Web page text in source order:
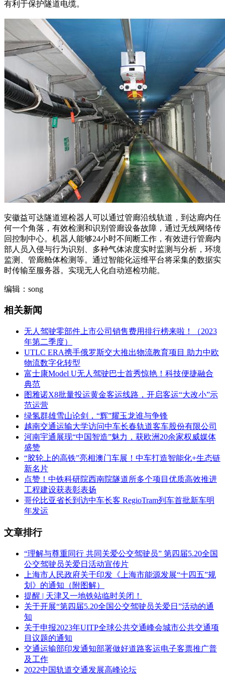
有利于保护隧道电缆。
安徽益可达隧道巡检器人可以通过管廊沿线轨道，到达廊内任
何一个角落，有效检测和识别管廊设备故障，通过无线网络传
回控制中心。机器人能够24小时不间断工作，有效进行管廊内
部人员入侵与行为识别、多种气体浓度实时监测与分析，环境
监测、管廊舱体检测等。通过智能化运维平台将采集的数据实
时传输至服务器。实现无人化自动巡检功能。
编辑：song
相关新闻
无人驾驶零部件上市公司销售费用排行榜来啦！（2023
年第二季度）
UTLC ERA携手俄罗斯交大推出物流教育项目 助力中欧
物流数字化转型
富士康Model U无人驾驶巴士首秀惊艳！科技便捷融合
典范
图雅诺X8批量投运黄金客运线路，开启客运“大改小”示
范运营
绿氢群雄雪山论剑，“辉”耀玉龙谁与争锋
越南交通运输大学访问中车长春轨道客车股份有限公司
河南宇通展现“中国智造”魅力，获欧洲20余家权威媒体
盛赞
“胶轮上的高铁”亮相澳门车展！中车打造智能化+生态链
新名片
点赞！中铁科研院西南院隧道所多个项目优质高效推进
工程建设获表彰表扬
哥伦比亚省长到访中车长客 RegioTram列车首批新车明
年发运
文章排行
“理解与尊重同行 共同关爱公交驾驶员” 第四届5.20全国
公交驾驶员关爱日活动宣传片
上海市人民政府关于印发《上海市能源发展“十四五”规
划》的通知（附图解）
提醒 | 天津又一地铁站临时关闭！
关于开展“第四届5.20全国公交驾驶员关爱日”活动的通
知
关于申报2023年UITP全球公共交通峰会城市公共交通项
目议题的通知
交通运输部印发通知部署做好道路客运电子客票推广普
及工作
2022中国轨道交通发展高峰论坛